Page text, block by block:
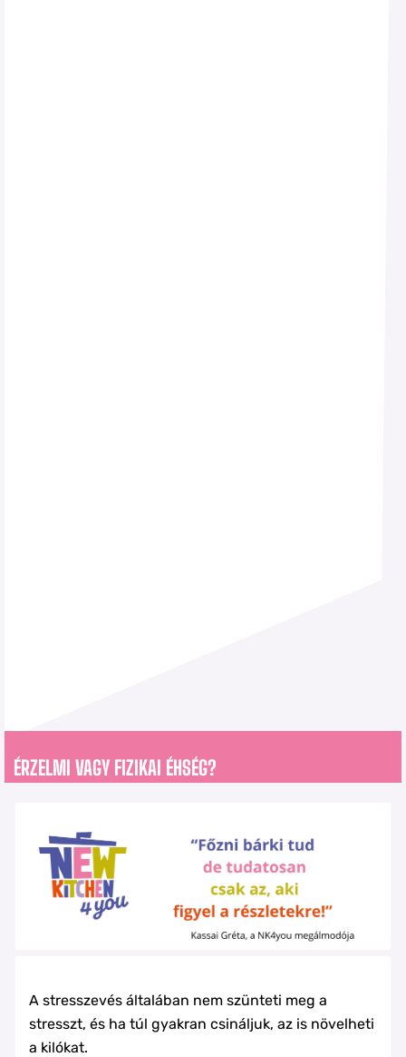
ÉRZELMI VAGY FIZIKAI ÉHSÉG?
A stresszevés általában nem szünteti meg a
stresszt, és ha túl gyakran csináljuk, az is növelheti
a kilókat.